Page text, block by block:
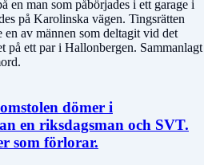
en man som påbörjades i ett garage i
på Karolinska vägen. Tingsrätten
av männen som deltagit vid det
på ett par i Hallonbergen. Sammanlagt
dömer i
en riksdagsman och SVT.
som förlorar.